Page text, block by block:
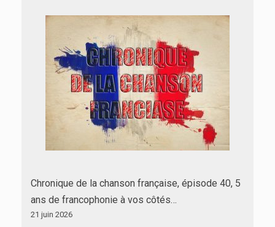
Chronique de la chanson française, épisode 40, 5
ans de francophonie à vos côtés…
21 juin 2026